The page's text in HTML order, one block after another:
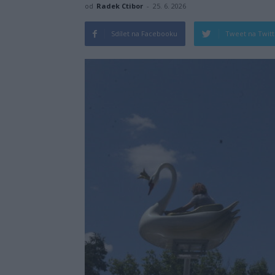
od Radek Ctibor - 25. 6. 2026
Sdílet na Facebooku Tweet na